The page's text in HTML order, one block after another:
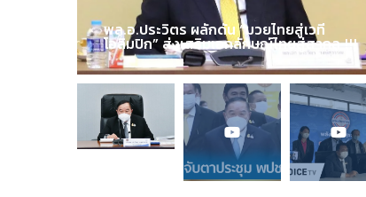
พล.อ.ประวิตร ผลักดัน “มวยไทยสู่เวที
โอลิมปิก” ส่งเสริมเอกลักษณ์ไทยสู่สากล !!!